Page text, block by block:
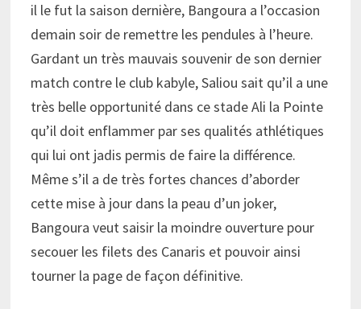
il le fut la saison dernière, Bangoura a l’occasion
demain soir de remettre les pendules à l’heure.
Gardant un très mauvais souvenir de son dernier
match contre le club kabyle, Saliou sait qu’il a une
très belle opportunité dans ce stade Ali la Pointe
qu’il doit enflammer par ses qualités athlétiques
qui lui ont jadis permis de faire la différence.
Même s’il a de très fortes chances d’aborder
cette mise à jour dans la peau d’un joker,
Bangoura veut saisir la moindre ouverture pour
secouer les filets des Canaris et pouvoir ainsi
tourner la page de façon définitive.